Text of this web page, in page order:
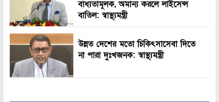
বাধ্যতামূলক, অমান্য করলে লাইসেন্স
বাতিল: স্বাস্থ্যমন্ত্রী
উন্নত দেশের মতো চিকিৎসাসেবা দিতে
না পারা দুঃখজনক: স্বাস্থ্যমন্ত্রী